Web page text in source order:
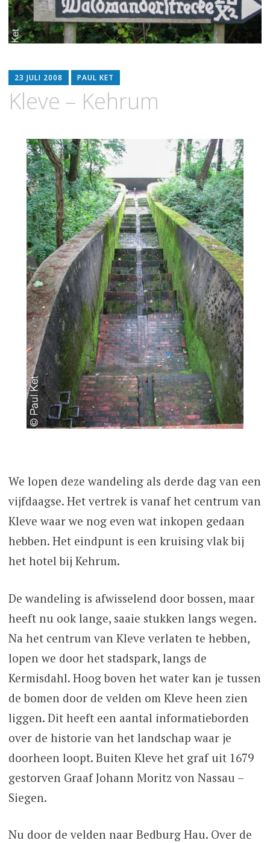
23 JULI 2008 PAUL KET
Kleve – Kehrum
We lopen deze wandeling als derde dag van een
vijfdaagse. Het vertrek is vanaf het centrum van
Kleve waar we nog even wat inkopen gedaan
hebben. Het eindpunt is een kruising vlak bij
het hotel bij Kehrum.
De wandeling is afwisselend door bossen, maar
heeft nu ook lange, saaie stukken langs wegen.
Na het centrum van Kleve verlaten te hebben,
lopen we door het stadspark, langs de
Kermisdahl. Hoog boven het water kan je tussen
de bomen door de velden om Kleve heen zien
liggen. Dit heeft een aantal informatieborden
over de historie van het landschap waar je
doorheen loopt. Buiten Kleve het graf uit 1679
gestorven Graaf Johann Moritz von Nassau –
Siegen.
Nu door de velden naar Bedburg Hau. Over de